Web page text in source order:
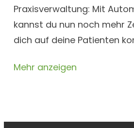
Praxisverwaltung: Mit
kannst du nun noch mehr
dich auf deine Patienten
Mehr anzeigen